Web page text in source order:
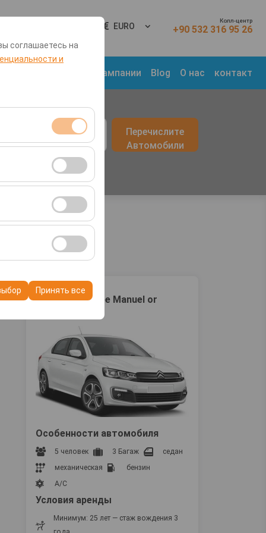
соглашаетесь на
и
и
посетителей,
оценки
с вашими
и других
Принять все
EURO
Колл-центр
+90 532 316 95 26
Кампании Blog О нас контакт
09:00
Перечислите
Автомобили
Эконом
Citroen C-elysee Manuel or
Особенности автомобиля
5 человек 3 Багаж
седан
механическая
бензин
A/C
Условия аренды
Минимум: 25 лет — стаж вождения 3